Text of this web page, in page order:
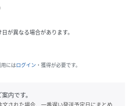
が異なる場合があります。
用にはログイン ・獲得が必要です。
内です。